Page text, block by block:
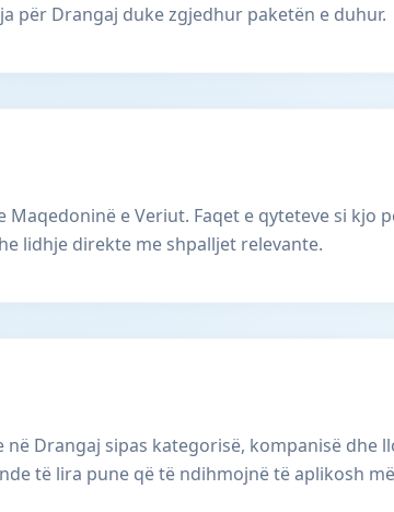
për Drangaj duke zgjedhur paketën e duhur.
e Veriut. Faqet e qyteteve si kjo
lidhje direkte me shpalljet relevante.
Drangaj sipas kategorisë, kompanisë dhe
të lira pune që të ndihmojnë të aplikosh